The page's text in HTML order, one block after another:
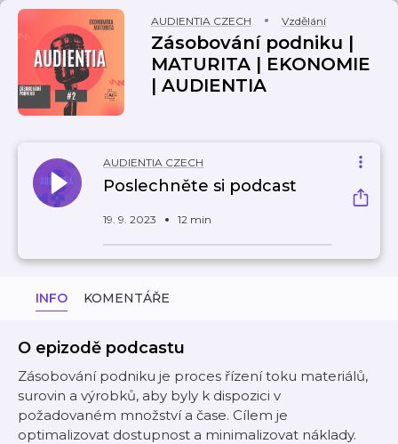
AUDIENTIA CZECH Vzdělání
Zásobování podniku |
MATURITA | EKONOMIE
| AUDIENTIA
AUDIENTIA CZECH
Poslechněte si podcast
19. 9. 2023 12 min
INFO KOMENTÁŘE
O epizodě podcastu
Zásobování podniku je proces řízení toku materiálů,
surovin a výrobků, aby byly k dispozici v
požadovaném množství a čase. Cílem je
optimalizovat dostupnost a minimalizovat náklady.